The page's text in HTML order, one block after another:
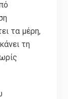
τα μέρη,
τη